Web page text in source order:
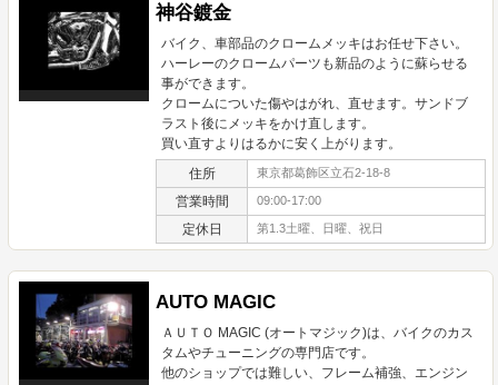
神谷鍍金
バイク、車部品のクロームメッキはお任せ下さい。
ハーレーのクロームパーツも新品のように蘇らせる
事ができます。
クロームについた傷やはがれ、直せます。サンドブ
ラスト後にメッキをかけ直します。
買い直すよりはるかに安く上がります。
住所 東京都葛飾区立石2-18-8
営業時間 09:00-17:00
定休日 第1.3土曜、日曜、祝日
AUTO MAGIC
ＡＵＴＯ MAGIC (オートマジック)は、バイクのカス
タムやチューニングの専門店です。
他のショップでは難しい、フレーム補強、エンジン